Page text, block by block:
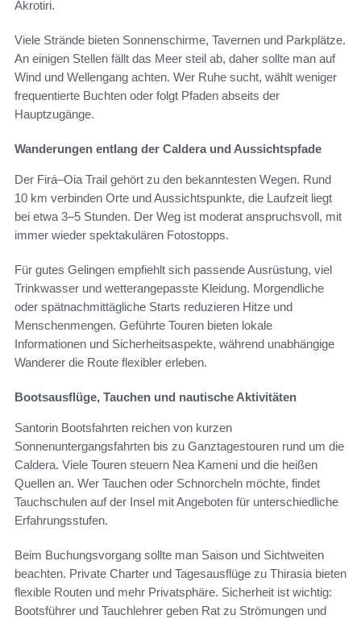
Akrotiri.
Viele Strände bieten Sonnenschirme, Tavernen und Parkplätze.
An einigen Stellen fällt das Meer steil ab, daher sollte man auf
Wind und Wellengang achten. Wer Ruhe sucht, wählt weniger
frequentierte Buchten oder folgt Pfaden abseits der
Hauptzugänge.
Wanderungen entlang der Caldera und Aussichtspfade
Der Firá–Oia Trail gehört zu den bekanntesten Wegen. Rund
10 km verbinden Orte und Aussichtspunkte, die Laufzeit liegt
bei etwa 3–5 Stunden. Der Weg ist moderat anspruchsvoll, mit
immer wieder spektakulären Fotostopps.
Für gutes Gelingen empfiehlt sich passende Ausrüstung, viel
Trinkwasser und wetterangepasste Kleidung. Morgendliche
oder spätnachmittägliche Starts reduzieren Hitze und
Menschenmengen. Geführte Touren bieten lokale
Informationen und Sicherheitsaspekte, während unabhängige
Wanderer die Route flexibler erleben.
Bootsausflüge, Tauchen und nautische Aktivitäten
Santorin Bootsfahrten reichen von kurzen
Sonnenuntergangsfahrten bis zu Ganztagestouren rund um die
Caldera. Viele Touren steuern Nea Kameni und die heißen
Quellen an. Wer Tauchen oder Schnorcheln möchte, findet
Tauchschulen auf der Insel mit Angeboten für unterschiedliche
Erfahrungsstufen.
Beim Buchungsvorgang sollte man Saison und Sichtweiten
beachten. Private Charter und Tagesausflüge zu Thirasia bieten
flexible Routen und mehr Privatsphäre. Sicherheit ist wichtig:
Bootsführer und Tauchlehrer geben Rat zu Strömungen und